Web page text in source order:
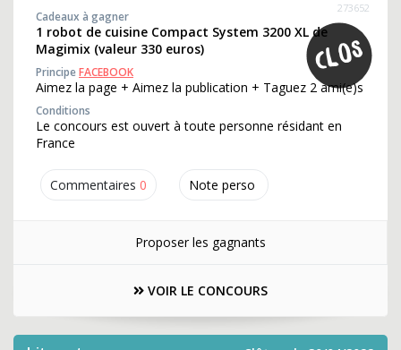
Commentaires 0 Note perso
273652
Cadeaux à gagner
1 robot de cuisine Compact System 3200 XL de
Magimix (valeur 330 euros)
PrincipeFACEBOOK
Aimez la page + Aimez la publication + Taguez 2 ami(e)s
Conditions
Le concours est ouvert à toute personne résidant en
France
Proposer les gagnants
VOIR LE CONCOURS